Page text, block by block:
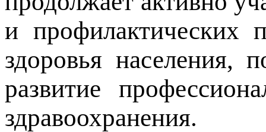
и профилактических
здоровья населения,
развитие
здравоохранения.